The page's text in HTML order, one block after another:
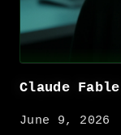
Claude
June 9, 2026